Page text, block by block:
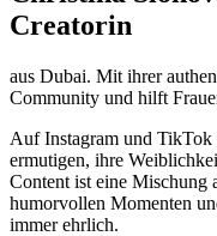
Creatorin
aus Dubai. Mit ihrer
Community und hilft
Auf Instagram und TikTok
ermutigen, ihre
Content ist eine Mischung
humorvollen Momenten
immer ehrlich.